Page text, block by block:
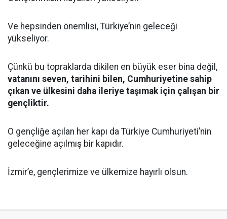
Ve hepsinden önemlisi, Türkiye’nin geleceği
yükseliyor.
Çünkü bu topraklarda dikilen en büyük eser bina değil,
vatanını seven, tarihini bilen, Cumhuriyetine sahip
çıkan ve ülkesini daha ileriye taşımak için çalışan bir
gençliktir.
O gençliğe açılan her kapı da Türkiye Cumhuriyeti’nin
geleceğine açılmış bir kapıdır.
İzmir’e, gençlerimize ve ülkemize hayırlı olsun.